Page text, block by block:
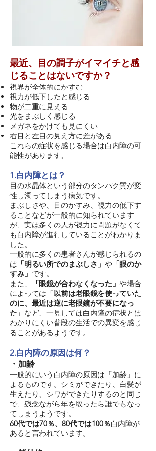
最近、目の調子がイマイチと感
じることはないですか？
視界が全体的にかすむ
視力が低下したと感じる
物が二重に見える
光をまぶしく感じる
メガネをかけても見にくい
右目と左目の見え方に差がある
これらの症状を感じる場合は白内障の可
能性があります。
1.白内障とは？
目の水晶体という部分のタンパク質が変
性し濁ってしまう病気です。
まぶしさや、目のかすみ、視力の低下す
ることなどが一般的に知られています
が、実は多くの人が視力に問題がなくて
も白内障が進行していることがわかりま
した。
一般的に多くの患者さんが感じられるの
は 「明るい所でのまぶしさ」 や 「眼のか
すみ」 です。
また、
「眼鏡が合わなくなった」 や場合
によっては「以前は老眼鏡を使っていた
のに、最近は逆に老眼鏡が不要になっ
た」 など、一見しては白内障の症状とは
わかりにくい普段の生活での異変を感じ
ることがあるようです。
2.白内障の原因は何？
・加齢
一般的にいう白内障の原因は「加齢」に
よるものです。シミができたり、白髪が
生えたり、シワができたりするのと同じ
で、残念ながら年を取ったら誰でもなっ
てしまうようです。
60代では70％、80代では100％白内障が
あると言われています。